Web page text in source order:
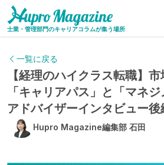
士業・管理部門のキャリアコラムが集う場所
一覧に戻る
【経理のハイクラス転職】
「キャリアパス」と「マネ
アドバイザーインタビュー後
Hupro Magazine編集部 石田